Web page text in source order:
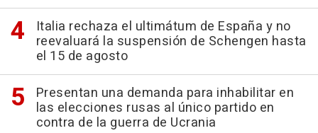
Italia rechaza el ultimátum de España y no
reevaluará la suspensión de Schengen hasta
el 15 de agosto
Presentan una demanda para inhabilitar en
las elecciones rusas al único partido en
contra de la guerra de Ucrania